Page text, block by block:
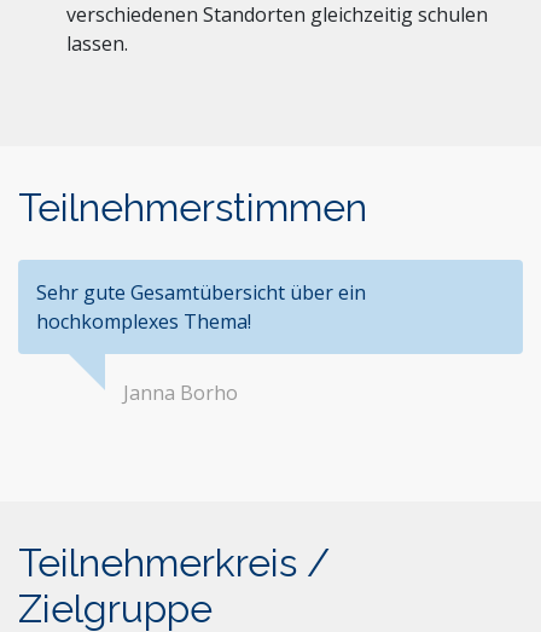
verschiedenen Standorten gleichzeitig schulen
lassen.
Teilnehmerstimmen
Sehr gute Gesamtübersicht über ein
hochkomplexes Thema!
Janna Borho
Teilnehmerkreis /
Zielgruppe